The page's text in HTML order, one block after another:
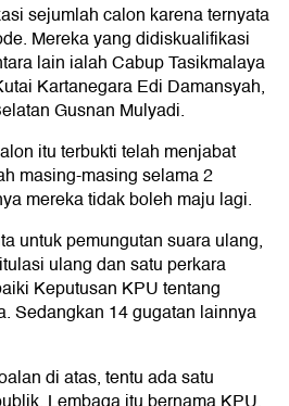
sejumlah calon karena ternyata
Mereka yang didiskualifikasi
lain ialah Cabup Tasikmalaya
Kartanegara Edi Damansyah,
Gusnan Mulyadi.
itu terbukti telah menjabat
masing-masing selama 2
mereka tidak boleh maju lagi.
untuk pemungutan suara ulang,
ulang dan satu perkara
Keputusan KPU tentang
Sedangkan 14 gugatan lainnya
di atas, tentu ada satu